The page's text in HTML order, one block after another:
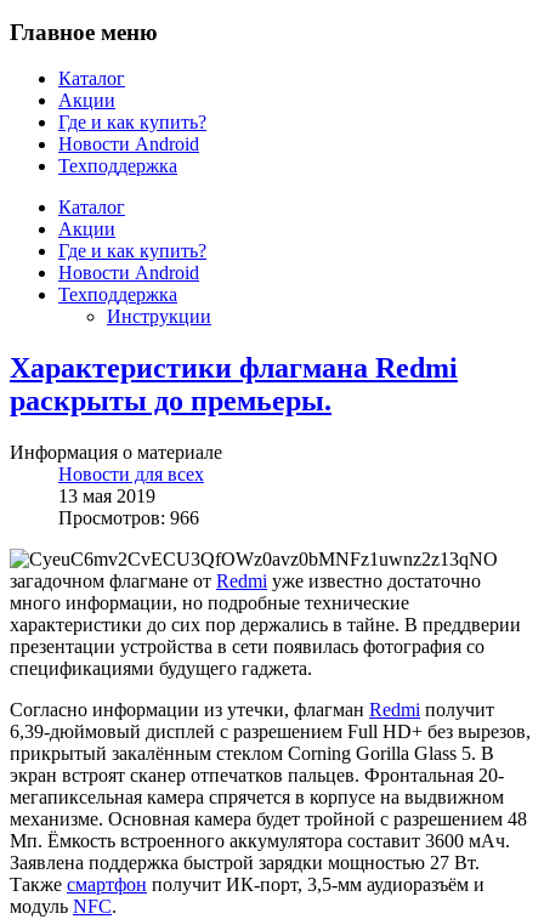
Главное меню
Каталог
Акции
Где и как купить?
Новости Android
Техподдержка
Каталог
Акции
Где и как купить?
Новости Android
Техподдержка
Инструкции
Характеристики флагмана Redmi
раскрыты до премьеры.
Информация о материале
Новости для всех
13 мая 2019
Просмотров: 966
О
загадочном флагмане от Redmi уже известно достаточно
много информации, но подробные технические
характеристики до сих пор держались в тайне. В преддверии
презентации устройства в сети появилась фотография со
спецификациями будущего гаджета.
Согласно информации из утечки, флагман Redmi получит
6,39-дюймовый дисплей с разрешением Full HD+ без вырезов,
прикрытый закалённым стеклом Corning Gorilla Glass 5. В
экран встроят сканер отпечатков пальцев. Фронтальная 20-
мегапиксельная камера спрячется в корпусе на выдвижном
механизме. Основная камера будет тройной с разрешением 48
Мп. Ёмкость встроенного аккумулятора составит 3600 мАч.
Заявлена поддержка быстрой зарядки мощностью 27 Вт.
Также смартфон получит ИК-порт, 3,5-мм аудиоразъём и
модуль NFC.